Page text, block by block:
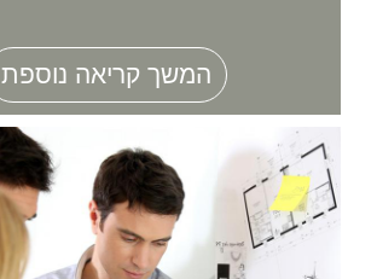
המשך קריאה נוספת